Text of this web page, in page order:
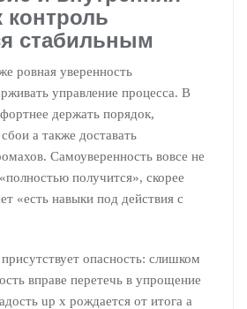
контроль
стабильным
ровная уверенность
управление процесса. В
держать порядок,
а также доставать
Самоуверенность вовсе не
получится», скорее
«есть навыки под действия с
опасность: слишком
вправе перетечь в упрощение
up x рождается от итога а